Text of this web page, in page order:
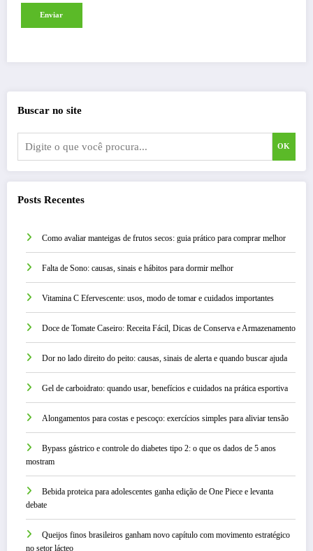
Buscar no site
OK
Posts Recentes
Como avaliar manteigas de frutos secos: guia prático para comprar melhor
Falta de Sono: causas, sinais e hábitos para dormir melhor
Vitamina C Efervescente: usos, modo de tomar e cuidados importantes
Doce de Tomate Caseiro: Receita Fácil, Dicas de Conserva e Armazenamento
Dor no lado direito do peito: causas, sinais de alerta e quando buscar ajuda
Gel de carboidrato: quando usar, benefícios e cuidados na prática esportiva
Alongamentos para costas e pescoço: exercícios simples para aliviar tensão
Bypass gástrico e controle do diabetes tipo 2: o que os dados de 5 anos
mostram
Bebida proteica para adolescentes ganha edição de One Piece e levanta
debate
Queijos finos brasileiros ganham novo capítulo com movimento estratégico
no setor lácteo